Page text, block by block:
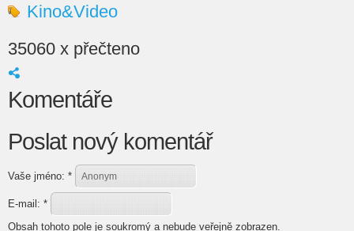
Kino&Video
35060 x přečteno
Komentáře
Poslat nový komentář
Vaše jméno: *
E-mail: *
Obsah tohoto pole je soukromý a nebude veřejně zobrazen.